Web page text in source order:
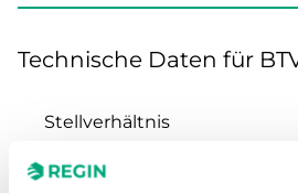
Technische Daten für
Stellverhältnis
Hub